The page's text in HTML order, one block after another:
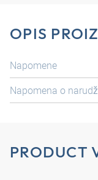
OPIS
Napomene
Napomena o
PRODUCT